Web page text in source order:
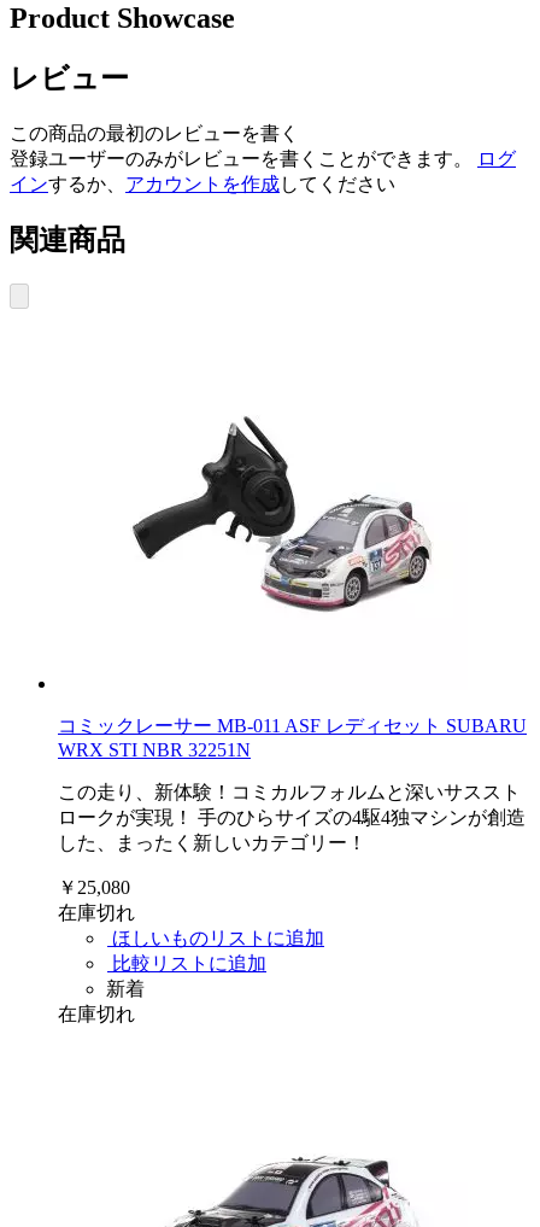
Product Showcase
レビュー
この商品の最初のレビューを書く
登録ユーザーのみがレビューを書くことができます。
ログ
インするか、 アカウントを作成してください
関連商品
コミックレーサー MB-011 ASF レディセット SUBARU
WRX STI NBR 32251N
この走り、新体験！コミカルフォルムと深いサススト
ロークが実現！ 手のひらサイズの4駆4独マシンが創造
した、まったく新しいカテゴリー！
￥25,080
在庫切れ
ほしいものリストに追加
比較リストに追加
新着
在庫切れ